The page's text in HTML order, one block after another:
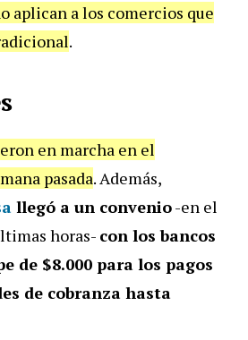
aplican a los comercios que
.
en marcha en el
pasada. Además,
llegó a un convenio-en el
horas- con los bancos
de $8.000 para los pagos
de cobranza hasta